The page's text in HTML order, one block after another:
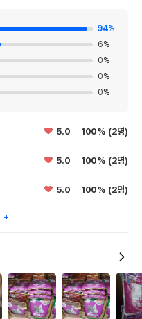
94%
6%
0%
0%
0%
5.0 100% (2명)
5.0 100% (2명)
5.0 100% (2명)